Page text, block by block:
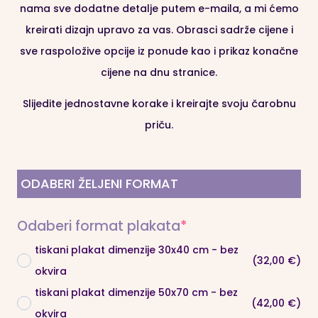
nama sve dodatne detalje putem e-maila, a mi ćemo
kreirati dizajn upravo za vas. Obrasci sadrže cijene i
sve raspoložive opcije iz ponude kao i prikaz konačne
cijene na dnu stranice.
Slijedite jednostavne korake i kreirajte svoju čarobnu
priču.
ODABERI ŽELJENI FORMAT
Odaberi format plakata*
tiskani plakat dimenzije 30x40 cm - bez
okvira
(32,00 €)
tiskani plakat dimenzije 50x70 cm - bez
okvira
(42,00 €)